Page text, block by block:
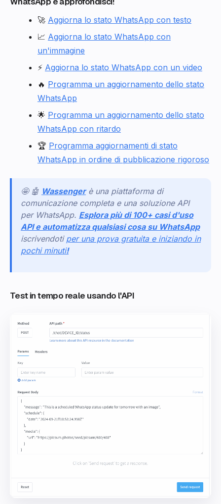
🚀 Aggiorna lo stato WhatsApp con testo
📈 Aggiorna lo stato WhatsApp con
un'immagine
⚡ Aggiorna lo stato WhatsApp con un video
🔥 Programma un aggiornamento dello stato
WhatsApp
🌟 Programma un aggiornamento dello stato
WhatsApp con ritardo
🏆 Programma aggiornamenti di stato
WhatsApp in ordine di pubblicazione rigoroso
🤩 🤖 Wassenger è una piattaforma di
comunicazione completa e una soluzione API
per WhatsApp. Esplora più di 100+ casi d'uso
API e automatizza qualsiasi cosa su WhatsApp
iscrivendoti per una prova gratuita e iniziando in
pochi minuti!
Test in tempo reale usando l'API